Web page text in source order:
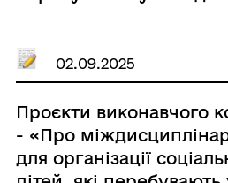
територіальної
02.09.2025
Проєкти виконавчого
- «Про
для організації